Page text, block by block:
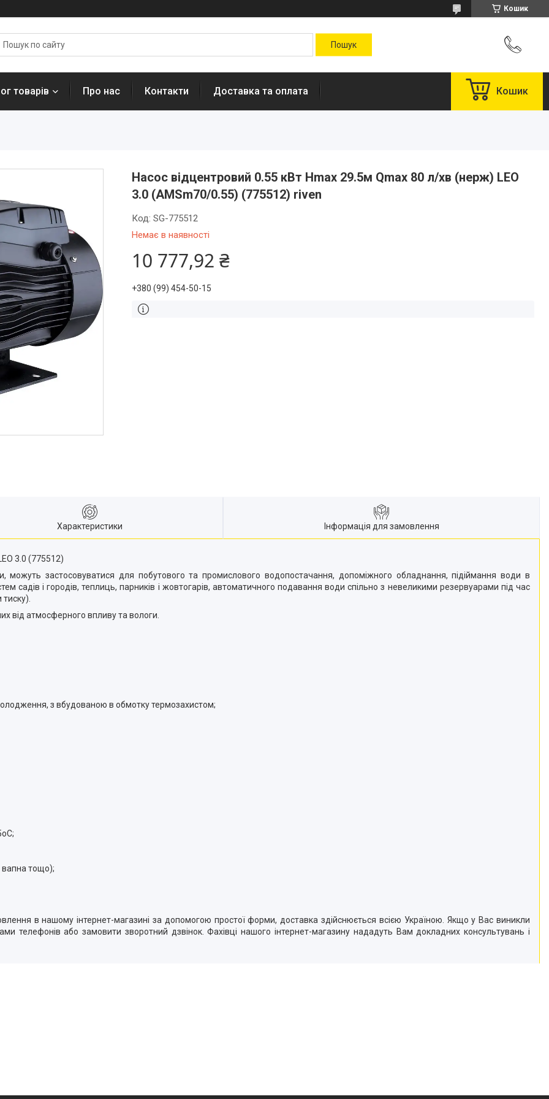
Кошик
товарів Про нас Контакти Доставка та оплата Кошик
Насос відцентровий 0.55 кВт Hmax 29.5м Qmax 80 л/хв (нерж) LEO
3.0 (AMSm70/0.55) (775512) riven
Немає в наявності
Код: SG-775512
10 777,92 ₴
+380 (99) 454-50-15
Характеристики Інформація для замовлення
3.0 (775512)
можуть застосовуватися для побутового та промислового водопостачання, допоміжного обладнання, підіймання води в
садів і городів, теплиць, парників і жовтогарів, автоматичного подавання води спільно з невеликими резервуарами під час
від атмосферного впливу та вологи.
з вбудованою в обмотку термозахистом;
вапна тощо);
в нашому інтернет-магазині за допомогою простої форми, доставка здійснюється всією Україною. Якщо у Вас виникли
телефонів або замовити зворотний дзвінок. Фахівці нашого інтернет-магазину нададуть Вам докладних консультувань і